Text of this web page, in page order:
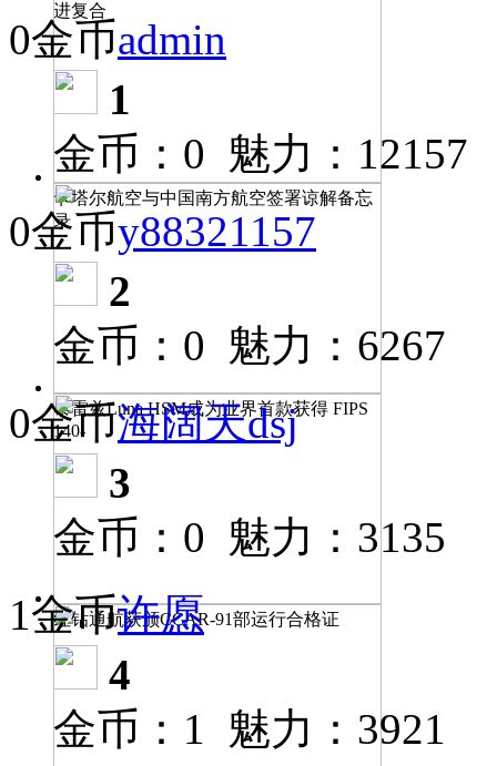
进复合
卡塔尔航空与中国南方航空签署谅解备忘
录
泰雷兹Luna HSM成为业界首款获得 FIPS
140-
红钻通航获颁CCAR-91部运行合格证
0金币admin
1
金币：0 魅力：12157
0金币y88321157
2
金币：0 魅力：6267
0金币海阔天dsj
3
金币：0 魅力：3135
1金币许愿
4
金币：1 魅力：3921